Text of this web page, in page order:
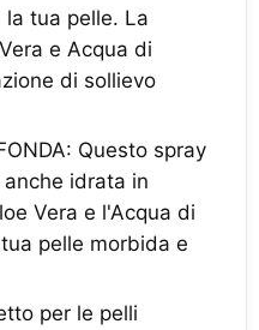
tua pelle. La
e Acqua di
di sollievo
Questo spray
idrata in
Vera e l'Acqua di
pelle morbida e
per le pelli